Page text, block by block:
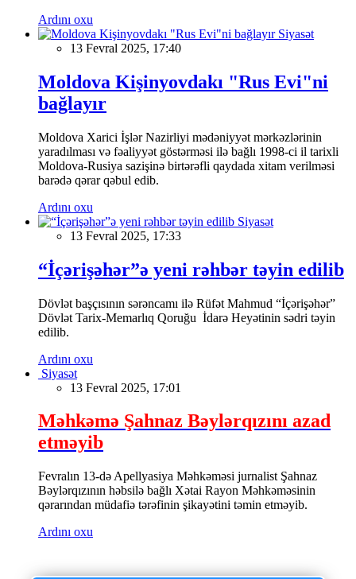
Ardını oxu
Siyasət
13 Fevral 2025, 17:40
Moldova Kişinyovdakı "Rus Evi"ni
bağlayır
Moldova Xarici İşlər Nazirliyi mədəniyyət mərkəzlərinin
yaradılması və fəaliyyət göstərməsi ilə bağlı 1998-ci il tarixli
Moldova-Rusiya sazişinə birtərəfli qaydada xitam verilməsi
barədə qərar qəbul edib.
Ardını oxu
Siyasət
13 Fevral 2025, 17:33
“İçərişəhər”ə yeni rəhbər təyin edilib
Dövlət başçısının sərəncamı ilə Rüfət Mahmud “İçərişəhər”
Dövlət Tarix-Memarlıq Qoruğu İdarə Heyətinin sədri təyin
edilib.
Ardını oxu
Siyasət
13 Fevral 2025, 17:01
Məhkəmə Şahnaz Bəylərqızını azad
etməyib
Fevralın 13-də Apellyasiya Məhkəməsi jurnalist Şahnaz
Bəylərqızının həbsilə bağlı Xətai Rayon Məhkəməsinin
qərarından müdafiə tərəfinin şikayətini təmin etməyib.
Ardını oxu